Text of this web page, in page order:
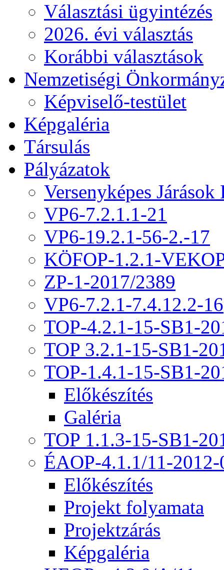
Választási ügyintézés
2026. évi választás
Korábbi választások
Nemzetiségi
Képviselő-testület
Képgaléria
Társulás
Pályázatok
Versenyképes Járások
VP6-7.2.1.1-21
VP6-19.2.1-56-2.-17
KÖFOP-1.2.1-
ZP-1-2017/2389
VP6-7.2.1-7.4.12.2-16
TOP-4.2.1-15-SB1-
TOP 3.2.1-15-SB1-
TOP-1.4.1-15-SB1-
Előkészítés
Galéria
TOP 1.1.3-15-SB1-
ÉAOP-4.1.1/11-2012-
Előkészítés
Projekt folyamata
Projektzárás
Képgaléria